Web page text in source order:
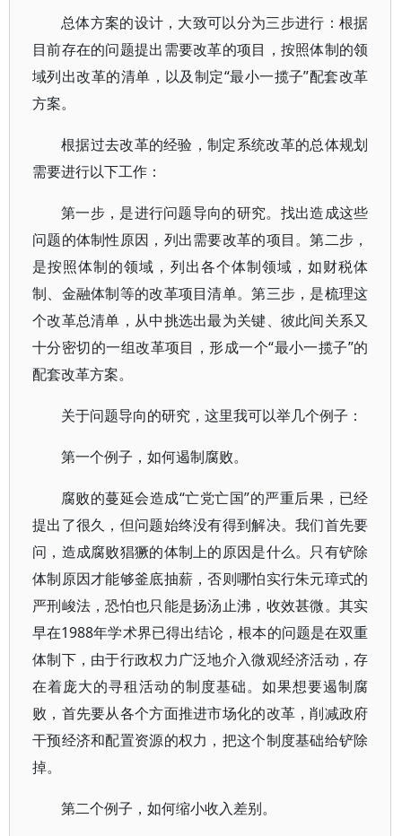
总体方案的设计，大致可以分为三步进行：根据
目前存在的问题提出需要改革的项目，按照体制的领
域列出改革的清单，以及制定“最小一揽子”配套改革
方案。
根据过去改革的经验，制定系统改革的总体规划
需要进行以下工作：
第一步，是进行问题导向的研究。找出造成这些
问题的体制性原因，列出需要改革的项目。第二步，
是按照体制的领域，列出各个体制领域，如财税体
制、金融体制等的改革项目清单。第三步，是梳理这
个改革总清单，从中挑选出最为关键、彼此间关系又
十分密切的一组改革项目，形成一个“最小一揽子”的
配套改革方案。
关于问题导向的研究，这里我可以举几个例子：
第一个例子，如何遏制腐败。
腐败的蔓延会造成“亡党亡国”的严重后果，已经
提出了很久，但问题始终没有得到解决。我们首先要
问，造成腐败猖獗的体制上的原因是什么。只有铲除
体制原因才能够釜底抽薪，否则哪怕实行朱元璋式的
严刑峻法，恐怕也只能是扬汤止沸，收效甚微。其实
早在1988年学术界已得出结论，根本的问题是在双重
体制下，由于行政权力广泛地介入微观经济活动，存
在着庞大的寻租活动的制度基础。如果想要遏制腐
败，首先要从各个方面推进市场化的改革，削减政府
干预经济和配置资源的权力，把这个制度基础给铲除
掉。
第二个例子，如何缩小收入差别。